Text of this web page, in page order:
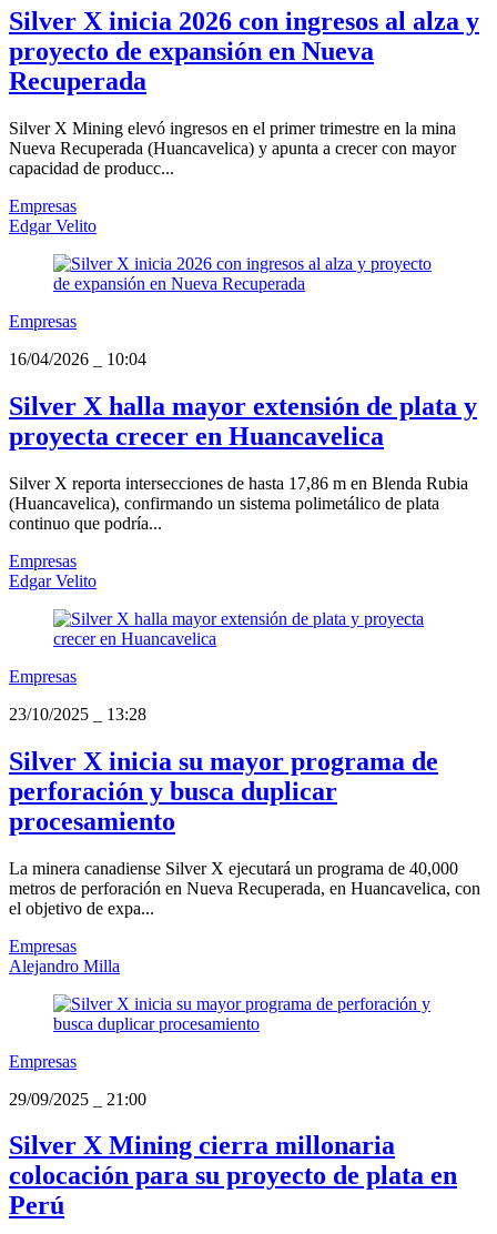
Silver X inicia 2026 con ingresos al alza y
proyecto de expansión en Nueva
Recuperada
Silver X Mining elevó ingresos en el primer trimestre en la mina
Nueva Recuperada (Huancavelica) y apunta a crecer con mayor
capacidad de producc...
Empresas
Edgar Velito
Empresas
16/04/2026
10:04
Silver X halla mayor extensión de plata y
proyecta crecer en Huancavelica
Silver X reporta intersecciones de hasta 17,86 m en Blenda Rubia
(Huancavelica), confirmando un sistema polimetálico de plata
continuo que podría...
Empresas
Edgar Velito
Empresas
23/10/2025
13:28
Silver X inicia su mayor programa de
perforación y busca duplicar
procesamiento
La minera canadiense Silver X ejecutará un programa de 40,000
metros de perforación en Nueva Recuperada, en Huancavelica, con
el objetivo de expa...
Empresas
Alejandro Milla
Empresas
29/09/2025
21:00
Silver X Mining cierra millonaria
colocación para su proyecto de plata en
Perú